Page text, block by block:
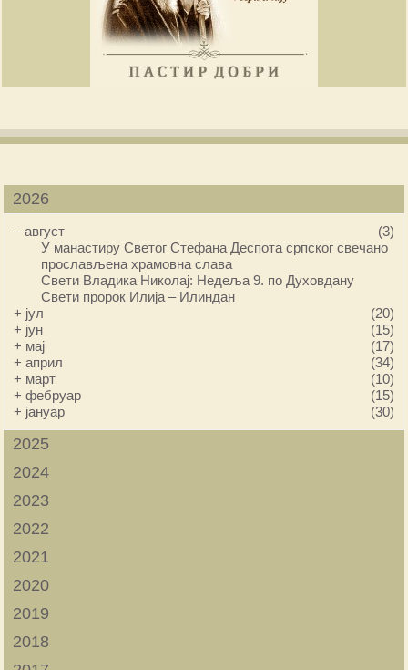
2026
–август
(3)
У манастиру Светог Стефана Деспота српског свечано
прослављена храмовна слава
Свети Владика Николај: Недеља 9. по Духовдану
Свети пророк Илија – Илиндан
+ јул
(20)
+ јун
(15)
+ мај
(17)
+април
(34)
+ март
(10)
+фебруар
(15)
+ јануар (30)
2025
2024
2023
2022
2021
2020
2019
2018